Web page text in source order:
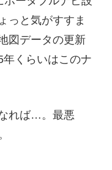
っと気がすすま
図データの更新
くらいはこのナ
れば…。最悪